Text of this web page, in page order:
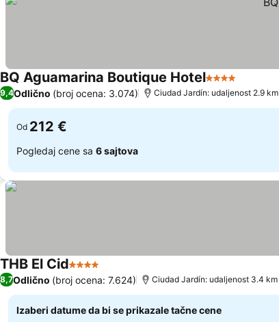
BQ Aguamarina Boutique Hotel4 Zvezdice
9,4Odlično (broj ocena: 3.074) Ciudad Jardín: udaljenost 2.9 km
Od 212 €
Pogledaj cene sa 6 sajtova
THB El Cid4 Zvezdice
8,7Odlično (broj ocena: 7.624) Ciudad Jardín: udaljenost 3.4 km
Izaberi datume da bi se prikazale tačne cene